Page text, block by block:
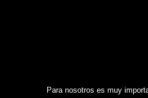
Para nosotros es muy